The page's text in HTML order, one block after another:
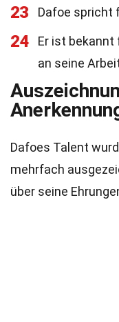
23 Dafoe spricht
24
Er ist bekannt
an seine
Dafoes Talent
mehrfach
über seine